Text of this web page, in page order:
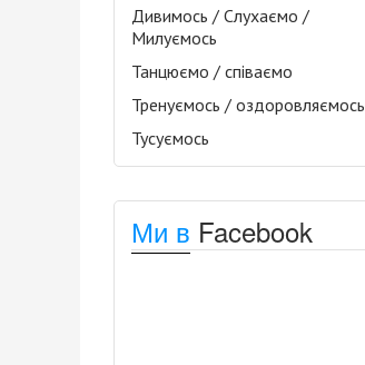
Дивимось / Слухаємо /
Милуємось
Танцюємо / співаємо
Тренуємось / оздоровляємось
Тусуємось
Ми в Facebook